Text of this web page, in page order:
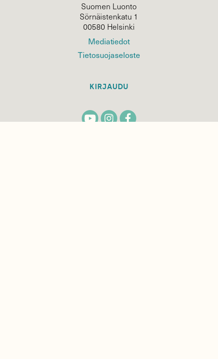
Suomen Luonto
Sörnäistenkatu 1
00580 Helsinki
Mediatiedot
Tietosuojaseloste
KIRJAUDU